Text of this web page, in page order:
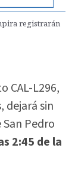
registrarán
CAL-L296,
dejará sin
Pedro
2:45 de la